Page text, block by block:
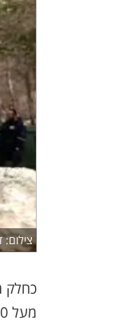
צילום:
כחלק